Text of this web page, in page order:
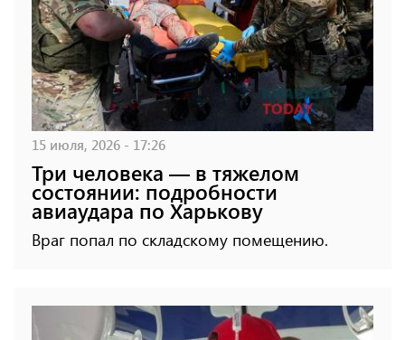
15 июля, 2026 - 17:26
Три человека — в тяжелом
состоянии: подробности
авиаудара по Харькову
Враг попал по складскому помещению.